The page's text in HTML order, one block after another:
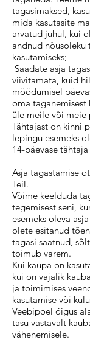
tagasimaksed,
mida kasutasite
arvatud juhul, kui
andnud nõusoleku
kasutamiseks;
Saadate asja
viivitamata, kuid
möödumisel
oma taganemisest
üle meile või
Tähtajast on kinni
lepingu esemeks
14-päevase
Asja tagastamise
Teil.
Võime keelduda
tegemisest seni,
esemeks oleva
olete esitanud
tagasi saatnud,
toimub varem.
Kui kaupa on
kui on vajalik
ja toimimises
kasutamise või
Veebipoel õigus
tasu vastavalt
vähenemisele.